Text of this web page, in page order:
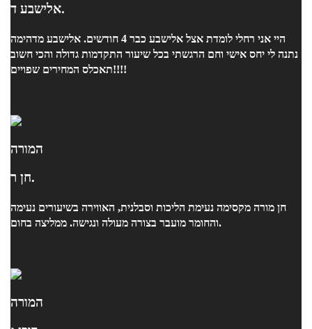
אלישבע ד.
היי אני רחלי לומדת אצל אלישבע כבר 4 חודשים. אלישבע מדהימה
נתנה לי יחס אישי וחם הרגשתי בכל שיעור התקדמות גדולה והכי חשוב
תאכלס המחירים שפויים!!!!
המורה
חן ר.
חן מורה מקסימה נעימת הליכות וסבלנית, האווירה בשיעורים נעימה
והחומר מועבר בצורה מעולה ונגישה. ממליצה בחום.
המורה